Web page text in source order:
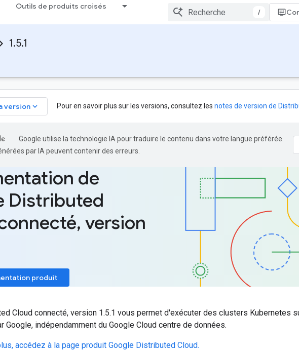
Outils de produits croisés
/
1.5.1
version keyboard_arrow_down Pour en savoir plus sur les versions, consultez les notes de version de
Google utilise la technologie IA pour traduire le contenu dans votre langue préférée.
par IA peuvent contenir des erreurs.
de
Distributed
, version
produit
Cloud connecté, version 1.5.1 vous permet d'exécuter des clusters Kubernetes
Google, indépendamment du Google Cloud centre de données.
accédez à la page produit Google Distributed Cloud.